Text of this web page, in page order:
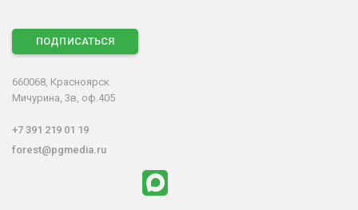
ПОДПИСАТЬСЯ
660068, Красноярск
Мичурина, 3в, оф.405
+7 391 219 01 19
forest@pgmedia.ru